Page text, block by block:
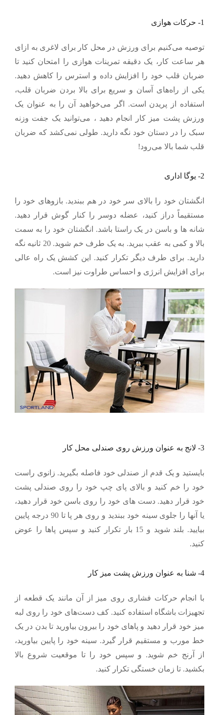
1- حرکات هوازی
توصیه می‌کنیم برای ورزش در محل کار برای لاغری به ازای
هر ساعت کار، یک دقیقه تمرینات هوازی را امتحان کنید تا
ضربان قلب خود را افزایش داده و استرس را کاهش دهید.
یکی از راه‌های آسان و سریع برای بالا بردن ضربان قلب،
استفاده از پریدن است. اگر می‌خواهید آن را به عنوان یک
ورزش پشت میز کار انجام دهید ، می‌توانید یک جفت وزنه
سبک را در دستان خود نگه دارید. طولی نمی‌کشد که ضربان
قلب شما بالا می‌رود!
2- یوگا اداری
انگشتان خود را بالای سر خود در هم ببندید. بازوهای خود را
مستقیماً دراز کنید، عضله دوسر را کنار گوش قرار دهید.
شانه ها و باسن در یک راستا باشد. انگشتان خود را به سمت
بالا و کمی به عقب ببرید. به یک طرف خم شوید. 20 ثانیه نگه
دارید. برای طرف دیگر تکرار کنید. این کشش یک راه عالی
برای افزایش انرژی و احساس طراوت نیز است.
3- لانج به عنوان ورزش روی صندلی محل کار
بایستید و یک قدم از صندلی خود فاصله بگیرید. زانوی راست
خود را خم کنید و بالای پای چپ خود را روی صندلی پشت
خود قرار دهید. دست های خود را روی باسن خود قرار دهید،
یا آنها را جلوی سینه خود ببندید و روی هر پا تا 90 درجه پایین
بیایید. بلند شوید و 15 بار تکرار کنید و سپس پاها را عوض
کنید.
4- شنا به عنوان ورزش پشت میز کار
با انجام حرکات فشاری روی میز از آن مانند یک قطعه از
تجهیزات باشگاه استفاده کنید. کف دست‌های خود را روی لبه
میز خود قرار دهید و پاهای خود را بیرون بیاورید تا بدن در یک
خط مورب و مستقیم قرار گیرد. سینه خود را پایین بیاورید،
از آرنج خم شوید. و سپس خود را تا موقعیت شروع بالا
بکشید. تا زمان خستگی تکرار کنید.